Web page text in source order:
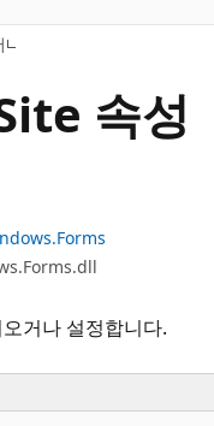
속성
거나 설정합니다.